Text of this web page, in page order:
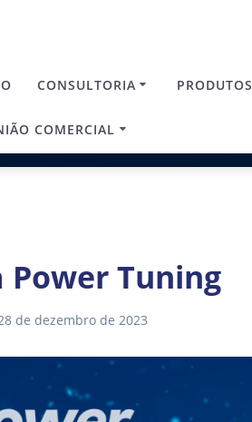
CONSULTORIA PRODUTOS
COMERCIAL
Power Tuning
de dezembro de 2023